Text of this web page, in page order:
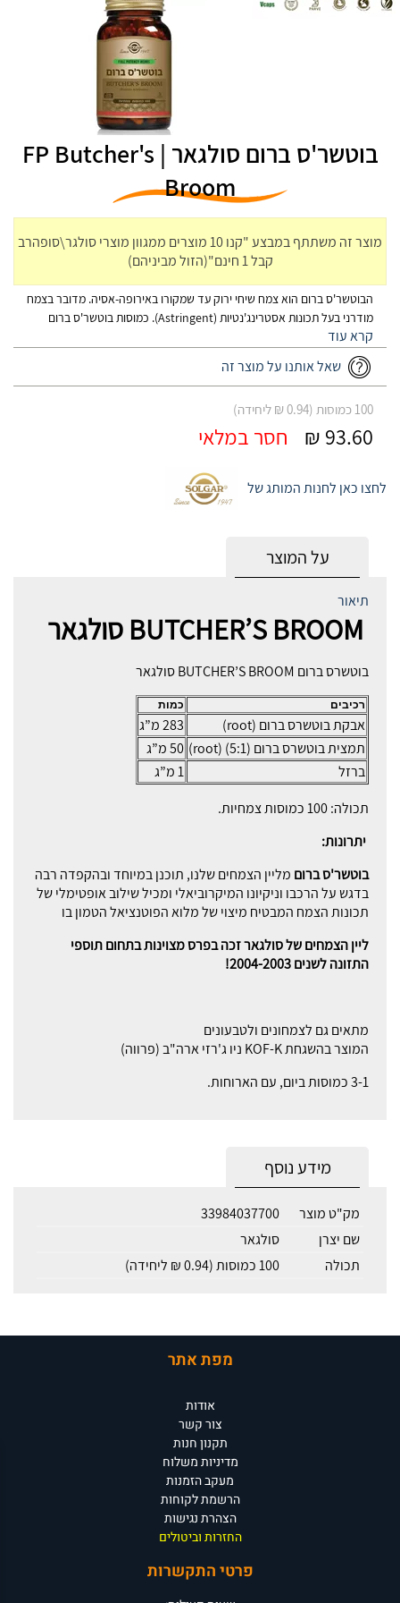
בוטשר'ס ברום סולגאר | FP Butcher's
Broom
מוצר זה משתתף במבצע "קנו 10 מוצרים ממגוון מוצרי סולגר\סופהרב
קבל 1 חינם"(הזול מביניהם)
הבוטשר'ס ברום הוא צמח שיחי ירוק עד שמקורו באירופה-אסיה. מדובר בצמח
מודרני בעל תכונות אסטרינג'נטיות (Astringent). כמוסות בוטשר'ס ברום
של תמצית הצמח ושל אבקת השורש להעצמת הפוטנטיות.
שאל אותנו על מוצר זה
100 כמוסות (0.94 ₪ ליחידה)
93.60 ₪ חסר במלאי
לחצו כאן לחנות המותג של
על המוצר
תיאור
בוטשרס ברום BUTCHER’S BROOM סולגאר
רכיבים כמות
אבקת בוטשרס ברום (root)
283 מ”ג
תמצית בוטשרס ברום (5:1) (root)
50 מ”ג
ברזל
1 מ”ג
תכולה: 100 כמוסות צמחיות.
יתרונות:
בוטשר'ס ברום מליין הצמחים שלנו, תוכנן במיוחד ובהקפדה רבה
בדגש על הרכבו וניקיונו המיקרוביאלי ומכיל שילוב אופטימלי של
תכונות הצמח המבטיח מיצוי של מלוא הפוטנציאל הטמון בו
ליין הצמחים של סולגאר זכה בפרס מצוינות בתחום תוספי
התזונה לשנים 2004-2003!
מתאים גם לצמחונים ולטבעונים
המוצר בהשגחת KOF-K ניו ג'רזי ארה"ב (פרווה)
3-1 כמוסות ביום, עם הארוחות.
מידע נוסף
מק"ט מוצר
33984037700
שם יצרן
סולגאר
תכולה
100 כמוסות (0.94 ₪ ליחידה)
מפת אתר
אודות
צור קשר
תקנון חנות
מדיניות משלוח
מעקב הזמנות
הרשמת לקוחות
הצהרת נגישות
החזרות וביטולים
פרטי התקשרות